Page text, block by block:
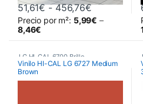
51,61€ - 456,76€Rango de
Precio por m²: 5,99€ –
8,46€
Este producto tiene múltiples
LG HI-CAL 6700 Brillo
Poliméricos
Vinilo HI-CAL LG 6727 Medium
Brown